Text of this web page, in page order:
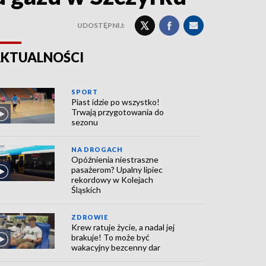
UDOSTĘPNIJ:
SPORT
Piast idzie po wszystko!
Trwają przygotowania do
sezonu
NA DROGACH
Opóźnienia niestraszne
pasażerom? Upalny lipiec
rekordowy w Kolejach
Śląskich
ZDROWIE
Krew ratuje życie, a nadal jej
brakuje! To może być
wakacyjny bezcenny dar